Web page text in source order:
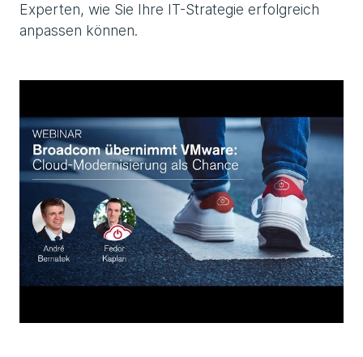
Experten, wie Sie Ihre IT-Strategie erfolgreich
anpassen können.